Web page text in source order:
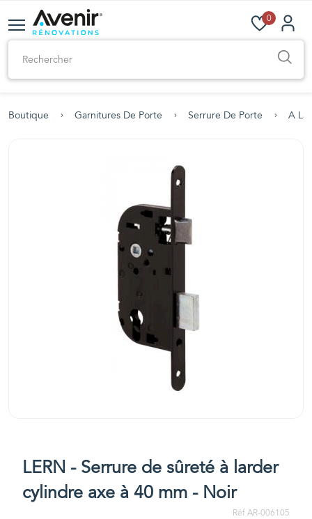
0
Boutique Garnitures De Porte Serrure De Porte A
LERN - Serrure de sûreté à larder
cylindre axe à 40 mm - Noir
Réf AR-006105